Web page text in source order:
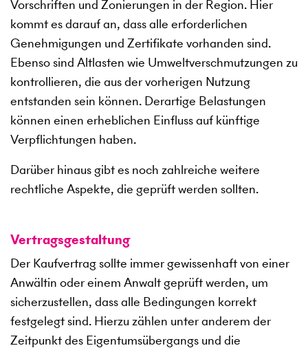
Vorschriften und Zonierungen in der Region. Hier
kommt es darauf an, dass alle erforderlichen
Genehmigungen und Zertifikate vorhanden sind.
Ebenso sind Altlasten wie Umweltverschmutzungen zu
kontrollieren, die aus der vorherigen Nutzung
entstanden sein können. Derartige Belastungen
können einen erheblichen Einfluss auf künftige
Verpflichtungen haben.
Darüber hinaus gibt es noch zahlreiche weitere
rechtliche Aspekte, die geprüft werden sollten.
Vertragsgestaltung
Der Kaufvertrag sollte immer gewissenhaft von einer
Anwältin oder einem Anwalt geprüft werden, um
sicherzustellen, dass alle Bedingungen korrekt
festgelegt sind. Hierzu zählen unter anderem der
Zeitpunkt des Eigentumsübergangs und die